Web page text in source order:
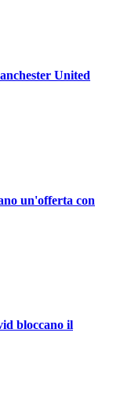
United
un'offerta con
bloccano il